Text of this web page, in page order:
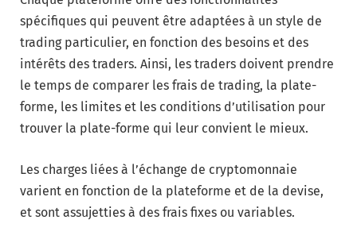
spécifiques qui peuvent être adaptées à un style de
trading particulier, en fonction des besoins et des
intérêts des traders. Ainsi, les traders doivent prendre
le temps de comparer les frais de trading, la plate-
forme, les limites et les conditions d’utilisation pour
trouver la plate-forme qui leur convient le mieux.
Les charges liées à l’échange de cryptomonnaie
varient en fonction de la plateforme et de la devise,
et sont assujetties à des frais fixes ou variables.